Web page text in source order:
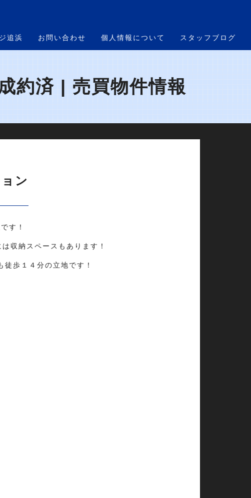
追浜 お問い合わせ 個人情報について スタッフブログ
約済 | 売買物件情報
ン
す！
収納スペースもあります！
歩１４分の立地です！